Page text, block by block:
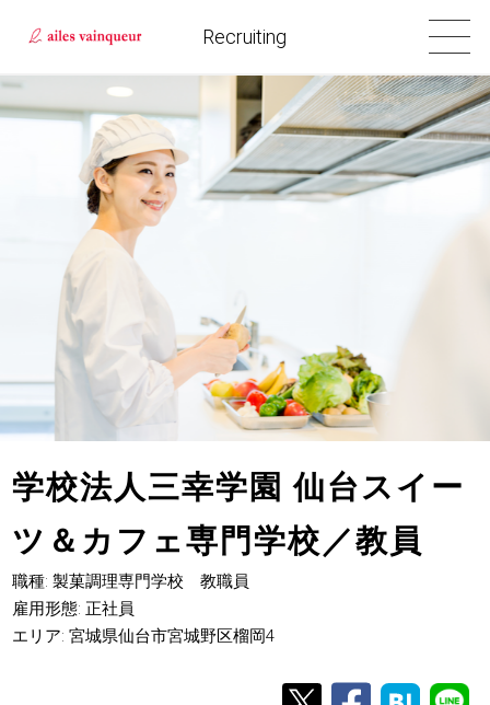
Recruiting
学校法人三幸学園 仙台スイー
ツ＆カフェ専門学校／教員
職種: 製菓調理専門学校 教職員
雇用形態: 正社員
エリア: 宮城県仙台市宮城野区榴岡4